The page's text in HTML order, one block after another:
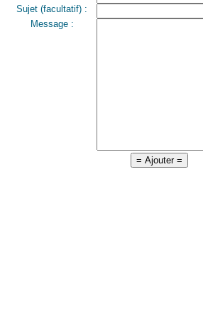
Sujet (facultatif) :
Message :